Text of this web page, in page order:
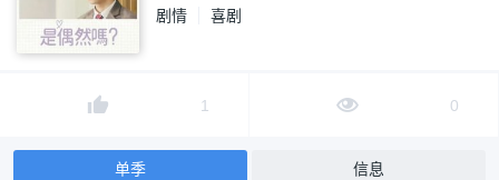
9
剧情 喜剧
1 0
单季 信息